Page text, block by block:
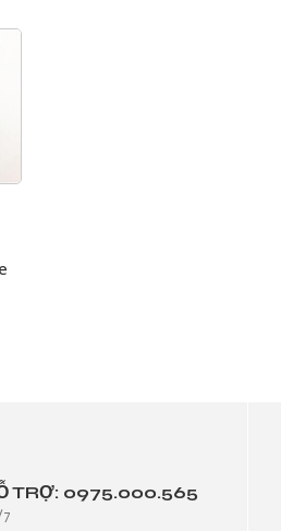
TRỢ: 0975.000.565